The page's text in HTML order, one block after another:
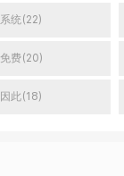
系统(22)
免费(20)
因此(18)